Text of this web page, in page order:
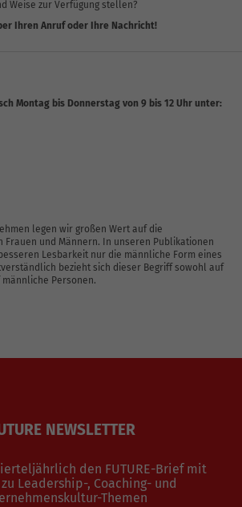
Weise zur Verfügung stellen?
Ihren Anruf oder Ihre Nachricht!
Montag bis Donnerstag von 9 bis 12 Uhr unter:
legen wir großen Wert auf die
Frauen und Männern. In unseren Publikationen
Lesbarkeit nur die männliche Form eines
bezieht sich dieser Begriff sowohl auf
Personen.
NEWSLETTER
den FUTURE-Brief mit
Leadership-, Coaching- und
Themen